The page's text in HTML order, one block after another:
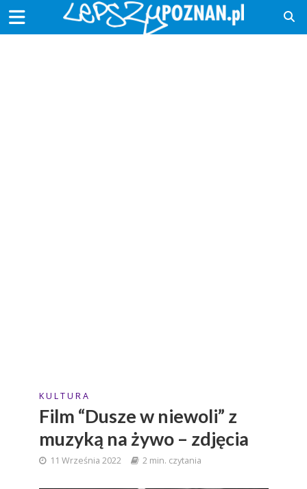
K U L T U R A
Film “Dusze w niewoli” z
muzyką na żywo – zdjęcia
11 Września 2022 2 min. czytania